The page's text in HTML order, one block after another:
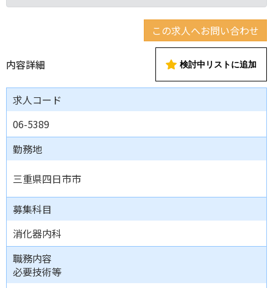
この求人へお問い合わせ
内容詳細 検討中リストに追加
求人コード
06-5389
勤務地
三重県四日市市
募集科目
消化器内科
職務内容
必要技術等